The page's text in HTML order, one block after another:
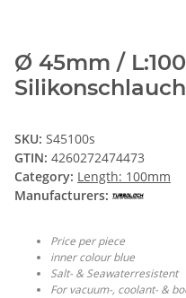
Ø 45mm /
SKU: S45100s
GTIN: 4260272474473
Category: Length: 100mm
Manufacturers:
Price per piece
inner colour blue
Salt- & Seawaterresistent
For vacuum-, coolant- &